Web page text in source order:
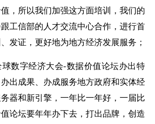
，所以我们加强这方面培训，我们的
工信部的人才交流中心合作，进行首
发证，更好地为地方经济发展服务；
球数字经济大会-数据价值论坛办出特
出成果、办成服务地方政府和实体经
器和新引擎，一年比一年好，一届比
论坛要年年办下去，打出品牌，创造